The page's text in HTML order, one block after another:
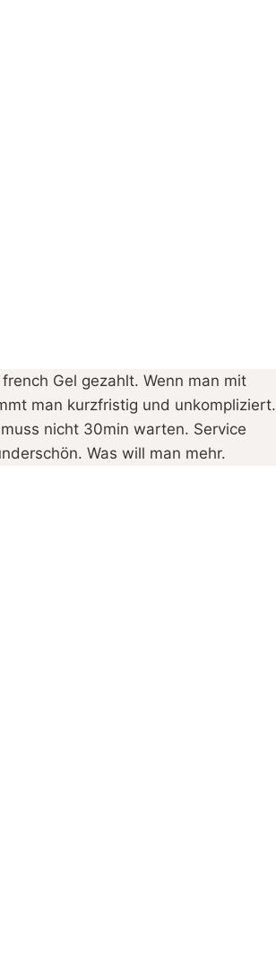
Gel gezahlt. Wenn man mit
man kurzfristig und unkompliziert.
nicht 30min warten. Service
Was will man mehr.